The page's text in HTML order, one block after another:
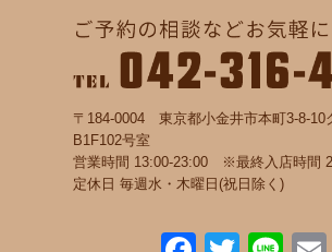
〒184-0004 東京都小金井市本町3-8-10
B1F102号室
営業時間 13:00-23:00 ※最終入店時間
定休日 毎週水・木曜日(祝日除く)